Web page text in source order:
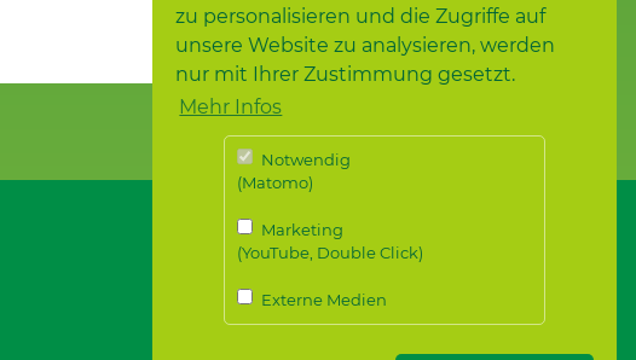
zu personalisieren und die Zugriffe auf
unsere Website zu analysieren, werden
nur mit Ihrer Zustimmung gesetzt.
Mehr Infos
Notwendig
(Matomo)
Marketing
(YouTube, Double Click)
Externe Medien